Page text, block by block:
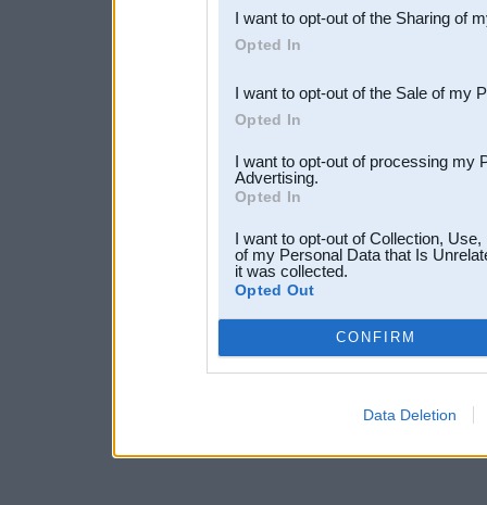
Downstream Participants
third parties.
I want to opt-out of the Sharing of
Opted In
I want to opt-out of the Sale of my
Opted In
I want to opt-out of processing my
Advertising.
Opted In
I want to opt-out of Collection,
of my Personal Data that Is
it was collected.
Opted Out
CONFIRM
Data Deletion